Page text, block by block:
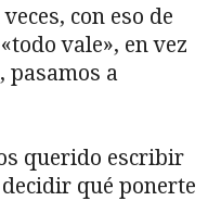
con eso de
vale», en vez
pasamos a
querido escribir
qué ponerte